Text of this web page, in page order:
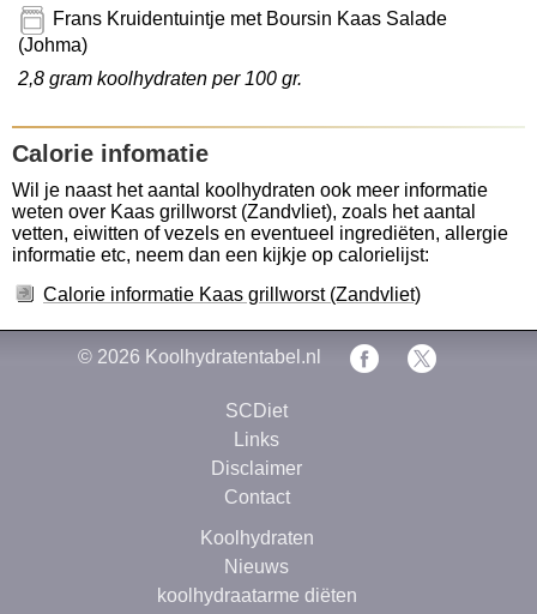
Frans Kruidentuintje met Boursin Kaas Salade
(Johma)
2,8 gram koolhydraten per 100 gr.
Calorie infomatie
Wil je naast het aantal koolhydraten ook meer informatie
weten over Kaas grillworst (Zandvliet), zoals het aantal
vetten, eiwitten of vezels en eventueel ingrediëten, allergie
informatie etc, neem dan een kijkje op calorielijst:
Calorie informatie Kaas grillworst (Zandvliet)
© 2026 Koolhydratentabel.nl
SCDiet
Links
Disclaimer
Contact
Koolhydraten
Nieuws
koolhydraatarme diëten